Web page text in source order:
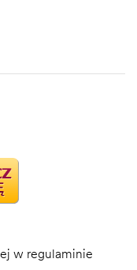
w regulaminie